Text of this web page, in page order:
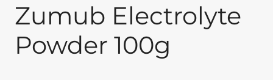
Zumub Electrolyte
Powder 100g